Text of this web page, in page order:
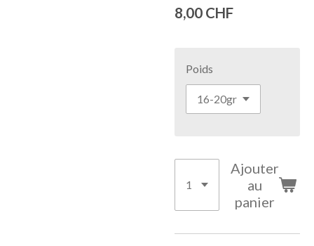
8,00 CHF
Poids
Ajouter
au
panier